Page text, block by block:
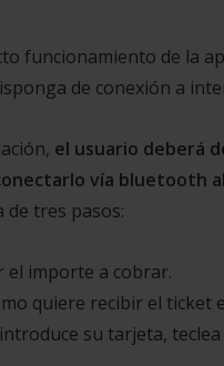
funcionamiento de la
de conexión a
el usuario deberá
vía bluetooth
de tres pasos:
el importe a cobrar.
quiere recibir el ticket
su tarjeta,